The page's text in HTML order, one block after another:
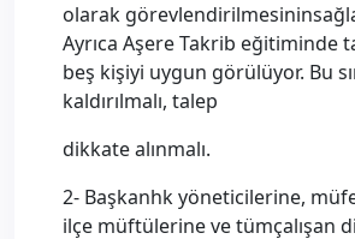
olarak
Ayrıca Aşere Takrib eğitiminde
beş kişiyi uygun görülüyor. Bu
kaldırılmalı, talep
dikkate alınmalı.
2- Başkanhk yöneticilerine,
ilçe müftülerine ve tümçalışan